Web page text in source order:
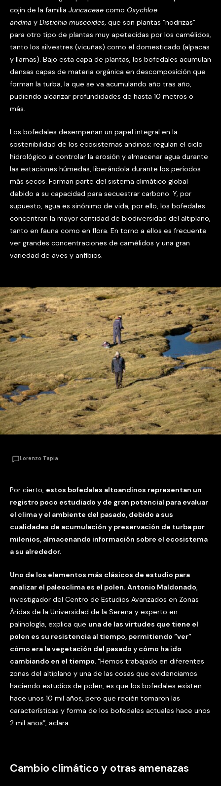
cojín de la familia Juncaceae como Oxychloe
andina y Distichia muscoides , que son plantas “nodrizas”
para otro tipo de plantas muy apetecidas por los camélidos,
tanto los silvestres (vicuñas) como el domesticado (alpacas
y llamas). Bajo esta capa de plantas, los bofedales acumulan
densas capas de materia orgánica en descomposición que
forman la turba, la que se va acumulando año tras año,
pudiendo alcanzar profundidades de hasta 10 metros o
más.
Los bofedales desempeñan un papel integral en la
sostenibilidad de los ecosistemas andinos: regulan el ciclo
hidrológico al controlar la erosión y almacenar agua durante
las estaciones húmedas, liberándola durante los períodos
más secos. Forman parte del sistema climático global
debido a su capacidad para secuestrar carbono. Y, por
supuesto, agua es sinónimo de vida, por ello, los bofedales
concentran la mayor cantidad de biodiversidad del altiplano,
tanto en fauna como en flora. En torno a ellos es frecuente
ver grandes concentraciones de camélidos y una gran
variedad de aves y anfibios.
Lorenzo Tapia
Por cierto, estos bofedales altoandinos representan un
registro poco estudiado y de gran potencial para evaluar
el clima y el ambiente del pasado, debido a sus
cualidades de acumulación y preservación de turba por
milenios, almacenando información sobre el ecosistema
a su alrededor.
Uno de los elementos más clásicos de estudio para
analizar el paleoclima es el polen. Antonio Maldonado,
investigador del Centro de Estudios Avanzados en Zonas
Áridas de la Universidad de la Serena y experto en
palinología, explica que una de las virtudes que tiene el
polen es su resistencia al tiempo, permitiendo “ver”
cómo era la vegetación del pasado y cómo ha ido
cambiando en el tiempo.“Hemos trabajado en diferentes
zonas del altiplano y una de las cosas que evidenciamos
haciendo estudios de polen, es que los bofedales existen
hace unos 10 mil años, pero que recién tomaron las
características y forma de los bofedales actuales hace unos
2 mil años”, aclara.
Cambio climático y otras amenazas